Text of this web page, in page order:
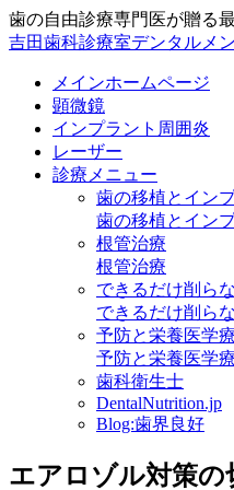
歯の自由診療専門医が贈る
吉田歯科診療室デンタルメ
メインホームページ
顕微鏡
インプラント周囲炎
レーザー
診療メニュー
歯の移植とイン
歯の移植とイン
根管治療
根管治療
できるだけ削ら
できるだけ削ら
予防と栄養医学
予防と栄養医学
歯科衛生士
DentalNutrition.jp
Blog:歯界良好
エアロゾル対策